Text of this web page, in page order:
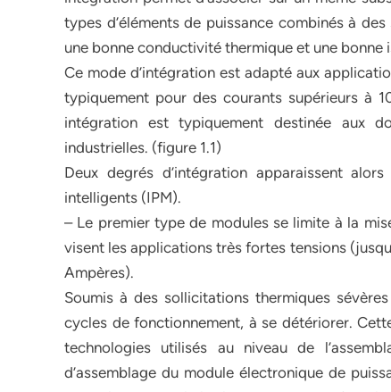
types d’éléments de puissance combinés à
une bonne conductivité thermique et une bonne
Ce mode d’intégration est adapté aux
typiquement pour des courants supérieurs à
intégration est typiquement destinée aux
industrielles. (figure 1.1)
Deux degrés d’intégration apparaissent
intelligents (IPM).
– Le premier type de modules se limite à la
visent les applications très fortes tensions
Ampères).
Soumis à des sollicitations thermiques
cycles de fonctionnement, à se détériorer.
technologies utilisés au niveau de
d’assemblage du module électronique de